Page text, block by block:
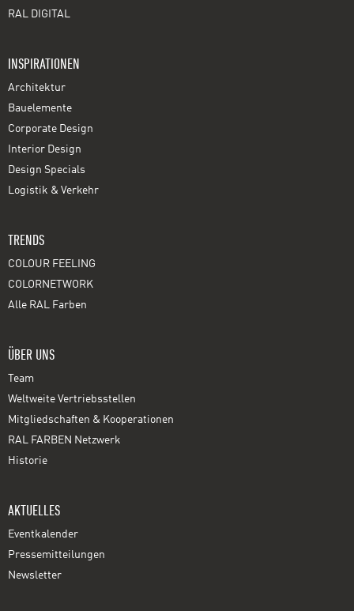
RAL DIGITAL
INSPIRATIONEN
Architektur
Bauelemente
Corporate Design
Interior Design
Design Specials
Logistik & Verkehr
TRENDS
COLOUR FEELING
COLORNETWORK
Alle RAL Farben
ÜBER UNS
Team
Weltweite Vertriebsstellen
Mitgliedschaften & Kooperationen
RAL FARBEN Netzwerk
Historie
AKTUELLES
Eventkalender
Pressemitteilungen
Newsletter